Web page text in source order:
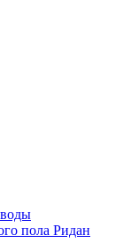
пола Ридан